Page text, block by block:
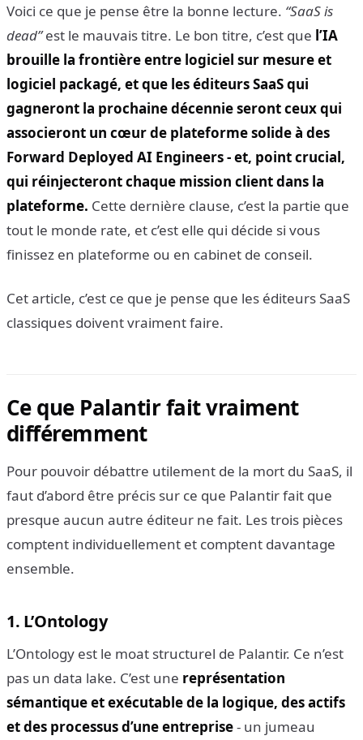
Voici ce que je pense être la bonne lecture. “SaaS is
dead”est le mauvais titre. Le bon titre, c’est que l’IA
brouille la frontière entre logiciel sur mesure et
logiciel packagé, et que les éditeurs SaaS qui
gagneront la prochaine décennie seront ceux qui
associeront un cœur de plateforme solide à des
Forward Deployed AI Engineers - et, point crucial,
qui réinjecteront chaque mission client dans la
plateforme. Cette dernière clause, c’est la partie que
tout le monde rate, et c’est elle qui décide si vous
finissez en plateforme ou en cabinet de conseil.
Cet article, c’est ce que je pense que les éditeurs SaaS
classiques doivent vraiment faire.
Ce que Palantir fait vraiment
différemment
Pour pouvoir débattre utilement de la mort du SaaS, il
faut d’abord être précis sur ce que Palantir fait que
presque aucun autre éditeur ne fait. Les trois pièces
comptent individuellement et comptent davantage
ensemble.
1. L’Ontology
L’Ontology est le moat structurel de Palantir. Ce n’est
pas un data lake. C’est une représentation
sémantique et exécutable de la logique, des actifs
et des processus d’une entreprise- un jumeau